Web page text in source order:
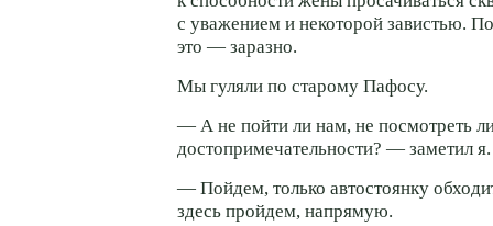
с уважением и некоторой завистью.
это — заразно.
Мы гуляли по старому Пафосу.
— А не пойти ли нам, не посмотреть
достопримечательности? — заметил я.
— Пойдем, только автостоянку
здесь пройдем, напрямую.